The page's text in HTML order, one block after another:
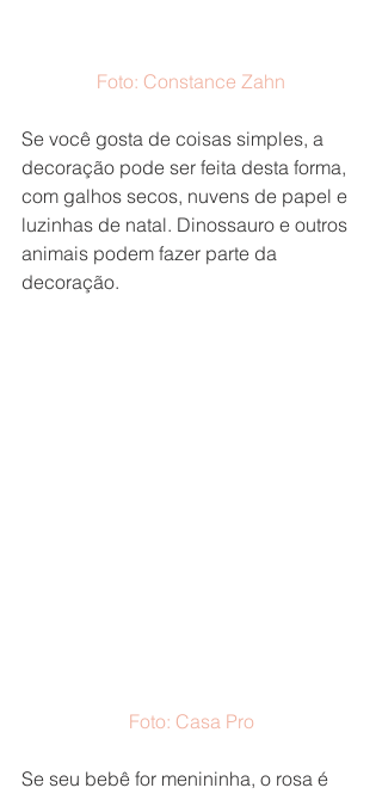
Foto: Constance Zahn
Se você gosta de coisas simples, a
decoração pode ser feita desta forma,
com galhos secos, nuvens de papel e
luzinhas de natal. Dinossauro e outros
animais podem fazer parte da
decoração.
Foto: Casa Pro
Se seu bebê for menininha, o rosa é